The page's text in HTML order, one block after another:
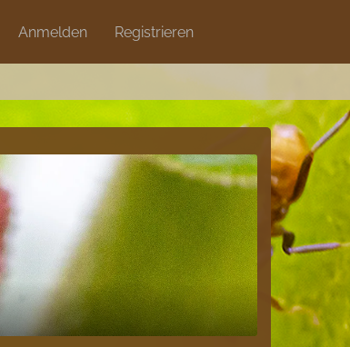
Anmelden Registrieren
Shops